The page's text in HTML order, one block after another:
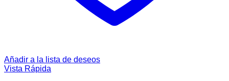
Añadir a la lista de deseos
Vista Rápida